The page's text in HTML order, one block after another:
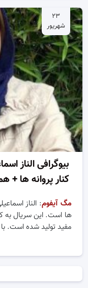
۲۳
شهریور
بیوگرافی الناز
کنار پروانه
مگ آیفوم: الناز
ها است. این سریال به
مفید تولید شده است. با